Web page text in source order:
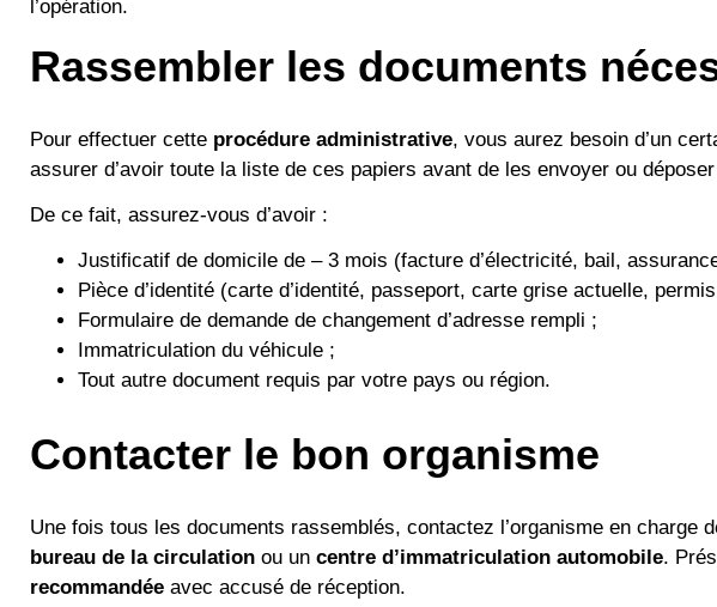
l’opération.
Rassembler les documents
Pour effectuer cette procédure administrative, vous aurez besoin d’un
assurer d’avoir toute la liste de ces papiers avant de les envoyer ou
De ce fait, assurez-vous d’avoir :
Justificatif de domicile de – 3 mois (facture d’électricité, bail,
Pièce d’identité (carte d’identité, passeport, carte grise actuelle,
Formulaire de demande de changement d’adresse rempli ;
Immatriculation du véhicule ;
Tout autre document requis par votre pays ou région.
Contacter le bon organisme
Une fois tous les documents rassemblés, contactez l’organisme en charge
bureau de la circulation ou un centre d’immatriculation automobile.
recommandée avec accusé de réception.